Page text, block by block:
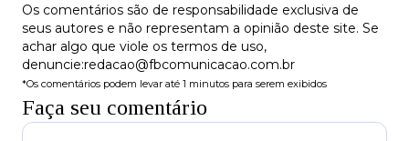
Os comentários são de responsabilidade exclusiva de
seus autores e não representam a opinião deste site. Se
achar algo que viole os termos de uso,
denuncie:redacao@fbcomunicacao.com.br
*Os comentários podem levar até 1 minutos para serem exibidos
Faça seu comentário